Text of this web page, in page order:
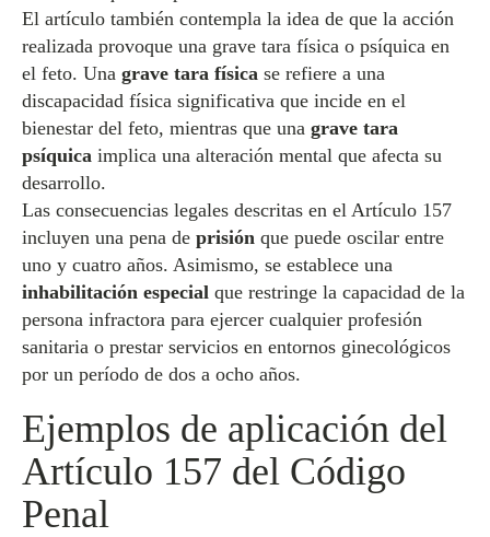
El artículo también contempla la idea de que la acción
realizada provoque una grave tara física o psíquica en
el feto. Una grave tara física se refiere a una
discapacidad física significativa que incide en el
bienestar del feto, mientras que una grave tara
psíquica implica una alteración mental que afecta su
desarrollo.
Las consecuencias legales descritas en el Artículo 157
incluyen una pena de prisión que puede oscilar entre
uno y cuatro años. Asimismo, se establece una
inhabilitación especial que restringe la capacidad de la
persona infractora para ejercer cualquier profesión
sanitaria o prestar servicios en entornos ginecológicos
por un período de dos a ocho años.
Ejemplos de aplicación del
Artículo 157 del Código
Penal